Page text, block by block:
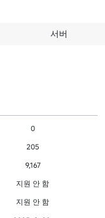
서버
0
205
9,167
지원 안 함
지원 안 함